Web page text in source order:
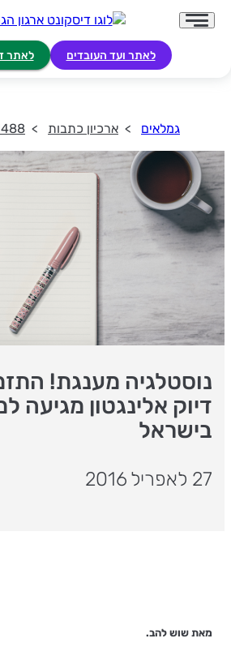
לאתר ועד העובדים לאתר
גמלאים ארכיון כתבות
נוסטלגיה מענגת!
דיוק אלינגטון מגיעה
בישראל
27 לאפריל 2016
מאת שוש להב.